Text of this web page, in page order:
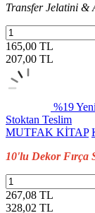
Transfer Jelatini &
165,00 TL
207,00 TL
%19Yeni
Stoktan Teslim
MUTFAK KİTAP
10'lu Dekor Fırça
267,08 TL
328,02 TL